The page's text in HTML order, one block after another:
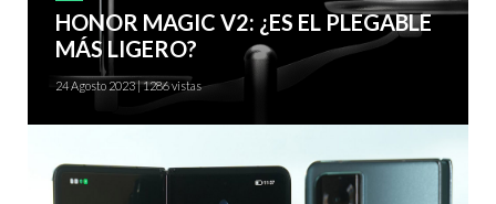
HONOR MAGIC V2: ¿ES EL PLEGABLE
MÁS LIGERO?
24 Agosto 2023 | 1286 vistas